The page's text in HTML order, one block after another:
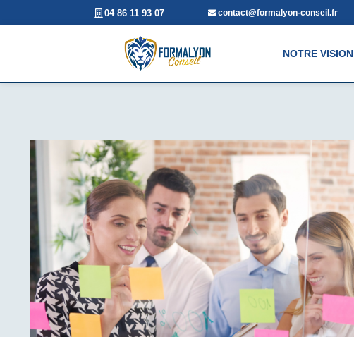
04 86 11 93 07 contact@formalyon-conseil.fr
NOTRE VISION